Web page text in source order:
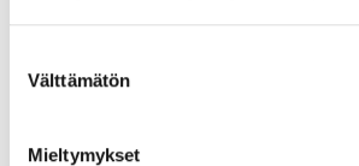
valinta
Välttämätön
Mieltymykset